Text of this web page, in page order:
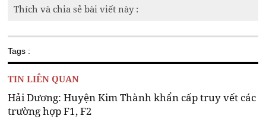
Thích và chia sẻ bài viết này :
Tags :
TIN LIÊN QUAN
Hải Dương: Huyện Kim Thành khẩn cấp truy vết các
trường hợp F1, F2